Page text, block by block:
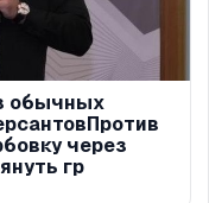
обычных
через
гр